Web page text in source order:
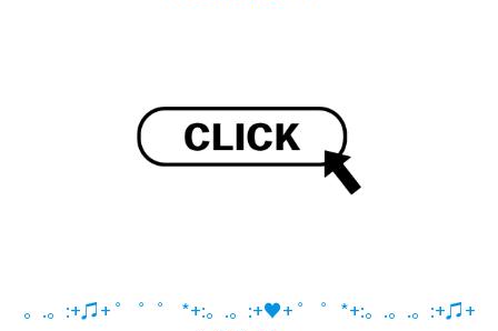
。.。:+♫+ ゜ ゜゜ *+:。.。:+♥+ ゜ ゜*+:。.。.。:+♫+